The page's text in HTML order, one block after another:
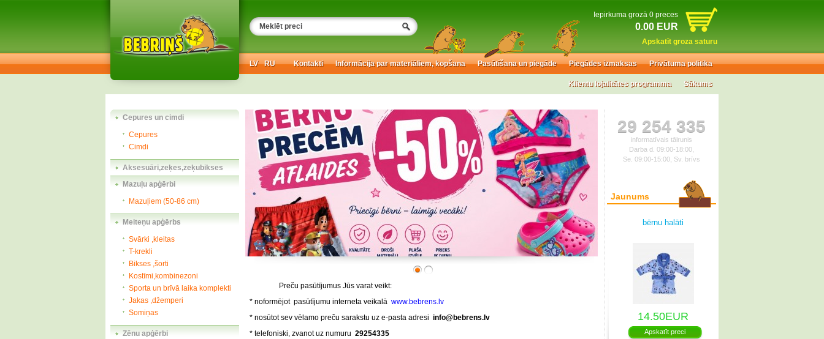
Iepirkuma grozā 0 preces
0.00 EUR
Apskatīt groza saturu
LV RU Privātuma politika
Piegādes izmaksas
Pasūtīšana un piegāde
Informācija par materiāliem, kopšana
Kontakti
Sākums
Klientu lojalitātes programma
Cepures un cimdi
Cepures
Cimdi
Aksesuāri,zeķes,zeķubikses
Mazuļu apģērbi
Mazuļiem (50-86 cm)
Meiteņu apģērbs
Svārki ,kleitas
T-krekli
Bikses ,šorti
Kostīmi,kombinezoni
Sporta un brīvā laika komplekti
Jakas ,džemperi
Somiņas
Zēnu apģērbi
Preču pasūtījumus Jūs varat veikt:
* noformējot pasūtījumu interneta veikalā www.bebrens.lv
* nosūtot sev vēlamo preču sarakstu uz e-pasta adresi info@bebrens.lv
* telefoniski, zvanot uz numuru 29254335
29 254 335
informatīvais tālrunis
Darba d. 09:00-18:00,
Se. 09:00-15:00, Sv. brīvs
Jaunums
bērnu halāti
14.50EUR
Apskatīt preci